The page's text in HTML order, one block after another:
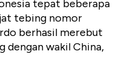
tepat beberapa
tebing nomor
berhasil merebut
dengan wakil China,